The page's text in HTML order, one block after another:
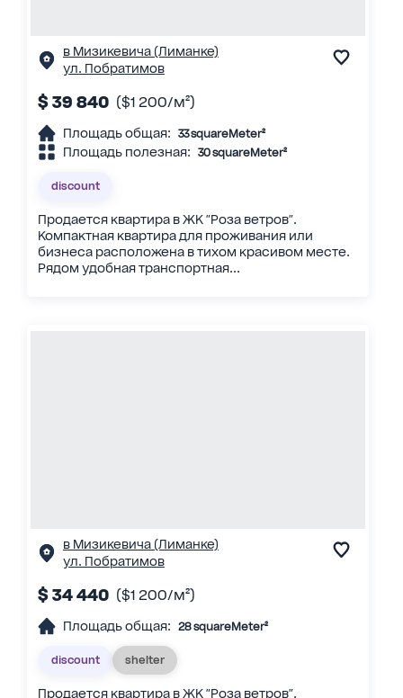
в Мизикевича (Лиманке)
ул. Побратимов
$ 39 840 ($1 200/м²)
Площадь общая: 33 squareMeter²
Площадь полезная: 30 squareMeter²
discount
Продается квартира в ЖК "Роза ветров".
Компактная квартира для проживания или
бизнеса расположена в тихом красивом месте.
Рядом удобная транспортная...
в Мизикевича (Лиманке)
ул. Побратимов
$ 34 440 ($1 200/м²)
Площадь общая: 28 squareMeter²
discount shelter
Продается квартира в ЖК "Роза ветров".